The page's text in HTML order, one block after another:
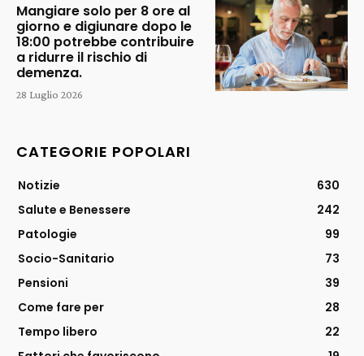
Mangiare solo per 8 ore al
giorno e digiunare dopo le
18:00 potrebbe contribuire
a ridurre il rischio di
demenza.
28 Luglio 2026
CATEGORIE POPOLARI
Notizie
630
Salute e Benessere
242
Patologie
99
Socio-Sanitario
73
Pensioni
39
Come fare per
28
Tempo libero
22